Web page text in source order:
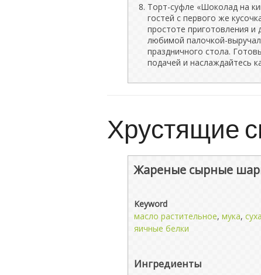
Торт-суфле «Шоколад на
гостей с первого же
простоте приготовления и
любимой палочкой-
праздничного стола.
подачей и наслаждайтесь
Хрустящие
Жареные сырные
Keyword
масло растительное, мука,
яичные белки
Ингредиенты